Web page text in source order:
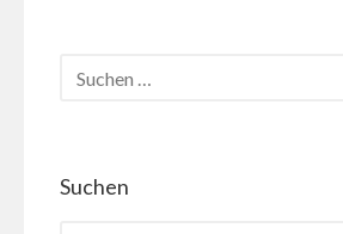
Suchen